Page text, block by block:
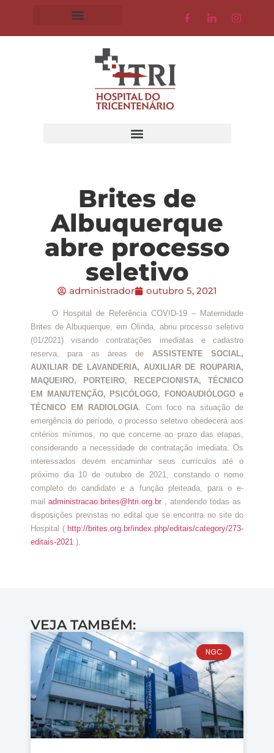
Brites de
Albuquerque
abre processo
seletivo
administrador outubro 5, 2021
O Hospital de Referência COVID-19 – Maternidade
Brites de Albuquerque, em Olinda, abriu processo seletivo
(01/2021) visando contratações imediatas e cadastro
reserva, para as áreas de ASSISTENTE SOCIAL,
AUXILIAR DE LAVANDERIA, AUXILIAR DE ROUPARIA,
MAQUEIRO, PORTEIRO, RECEPCIONISTA, TÉCNICO
EM MANUTENÇÃO, PSICÓLOGO, FONOAUDIÓLOGO e
TÉCNICO EM RADIOLOGIA. Com foco na situação de
emergência do período, o processo seletivo obedecerá aos
critérios mínimos, no que concerne ao prazo das etapas,
considerando a necessidade de contratação imediata. Os
interessados devem encaminhar seus currículos até o
próximo dia 10 de outubro de 2021, constando o nome
completo do candidato e a função pleiteada, para o e-
mail administracao.brites@htri.org.br , atendendo todas as
disposições previstas no edital que se encontra no site do
Hospital ( http://brites.org.br/index.php/editais/category/273-
editais-2021 ).
VEJA TAMBÉM:
NGC